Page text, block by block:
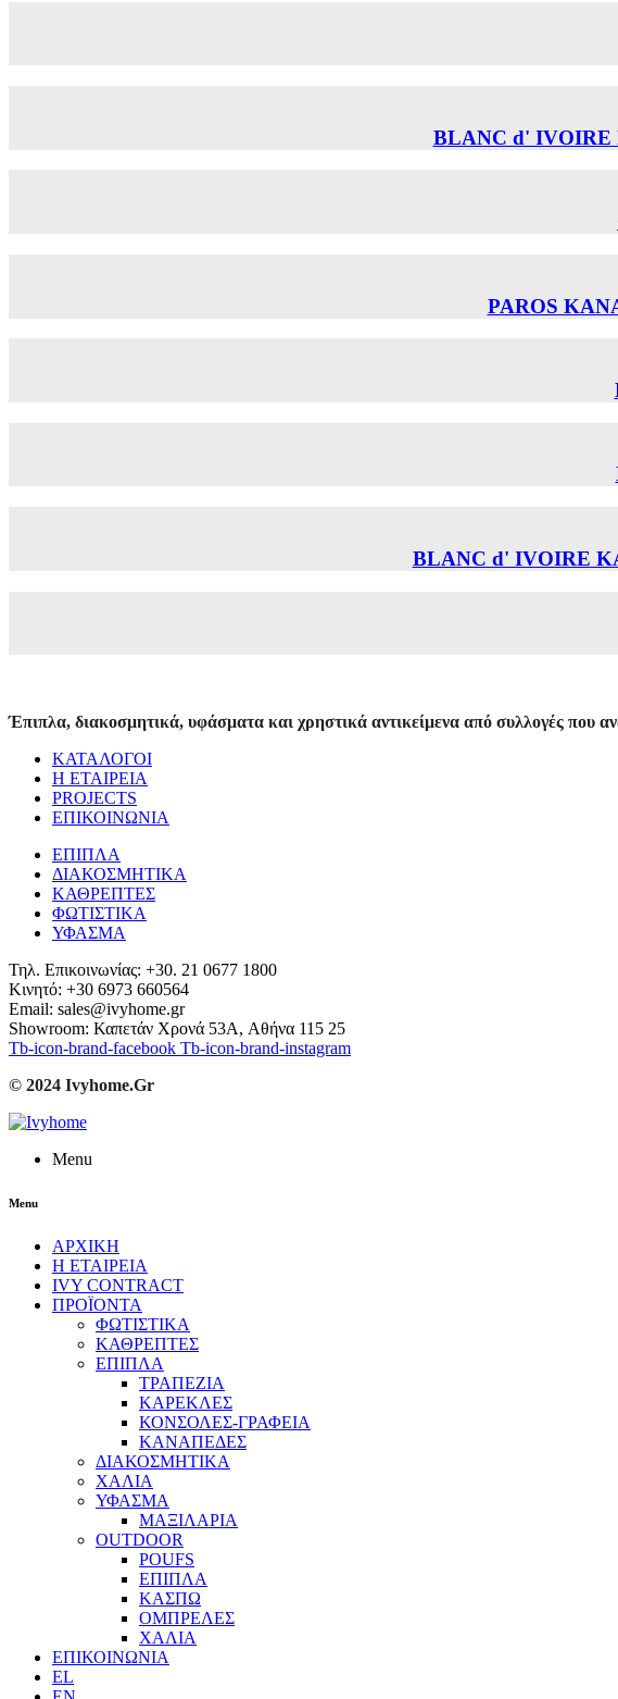
BLANC d'
PAROS
BLANC d' IVOIRE
Έπιπλα, διακοσμητικά, υφάσματα και χρηστικά αντικείμενα από συλλογές που
ΚΑΤΑΛΟΓΟΙ
Η ΕΤΑΙΡΕΙΑ
PROJECTS
ΕΠΙΚΟΙΝΩΝΙΑ
ΕΠΙΠΛΑ
ΔΙΑΚΟΣΜΗΤΙΚΑ
ΚΑΘΡΕΠΤΕΣ
ΦΩΤΙΣΤΙΚΑ
ΥΦΑΣΜΑ
Τηλ. Επικοινωνίας: +30. 21 0677 1800
Κινητό: +30 6973 660564
Email: sales@ivyhome.gr
Showroom: Καπετάν Χρονά 53A, Αθήνα 115 25
Tb-icon-brand-facebook Tb-icon-brand-instagram
© 2024 Ivyhome.Gr
Menu
Menu
ΑΡΧΙΚΗ
Η ΕΤΑΙΡΕΙΑ
IVY CONTRACT
ΠΡΟΪΟΝΤΑ
ΦΩΤΙΣΤΙΚΑ
ΚΑΘΡΕΠΤΕΣ
ΕΠΙΠΛΑ
ΤΡΑΠΕΖΙΑ
ΚΑΡΕΚΛΕΣ
ΚΟΝΣΟΛΕΣ-ΓΡΑΦΕΙΑ
ΚΑΝΑΠΕΔΕΣ
ΔΙΑΚΟΣΜΗΤΙΚΑ
ΧΑΛΙΑ
ΥΦΑΣΜΑ
ΜΑΞΙΛΑΡΙΑ
OUTDOOR
POUFS
ΕΠΙΠΛΑ
ΚΑΣΠΩ
ΟΜΠΡΕΛΕΣ
ΧΑΛΙΑ
ΕΠΙΚΟΙΝΩΝΙΑ
EL